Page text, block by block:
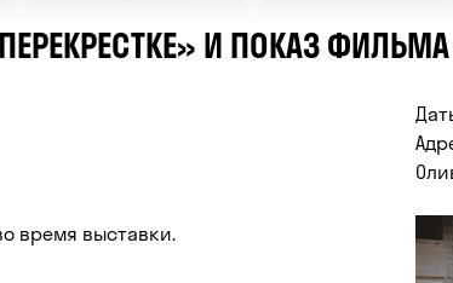
И ПОКАЗ
время выставки.